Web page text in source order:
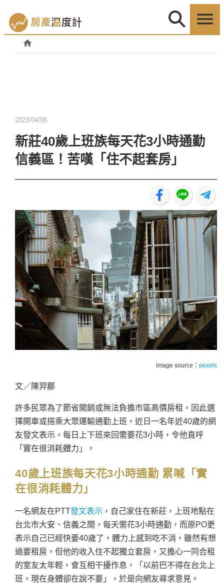
2023/04/06
新莊40歲上班族每天花3小時通勤
信義區！苦嘆「住不起套房」
image source： pexels
文／陳羿郿
許多民眾為了節省開銷或無法負擔市區高價房租，因此選
擇開車或搭乘大眾運輸通勤上班，近日一名年近40歲的網
友發文表示，每日上下班來回需要花3小時，令他直呼
「實在很消耗體力」。
40歲上班族每天花3小時通勤 累喊「實
在很消耗體力」
一名網友在PTT發文表示 ，自己家住在新莊，上班地點在
台北市大安、信義之間，每天需花3小時通勤，而原PO更
表示自己已經快要40歲了，體力上感到吃不消，雖然有想
過要租房，但他的收入住不起獨立套房，又擔心一同合租
的室友太年輕，會互相干擾作息，「以前巴不得在台北上
班，現在身體卻在說不要」，於是向網友尋求意見。